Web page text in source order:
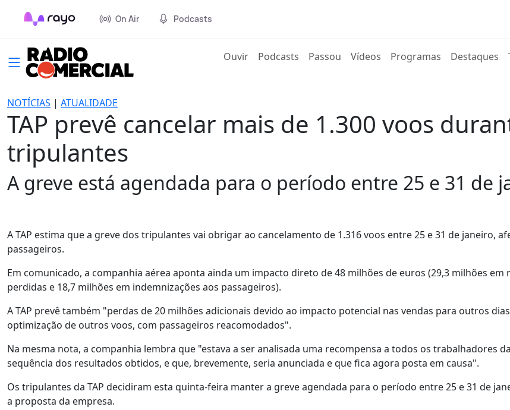
On Air Podcasts
Ouvir(current)
Podcasts Passou Vídeos Programas Destaques
NOTÍCIAS | ATUALIDADE
TAP prevê cancelar mais de 1.300 voos
tripulantes
A greve está agendada para o período entre 25 e 31 de
A TAP estima que a greve dos tripulantes vai obrigar ao cancelamento de 1.316 voos entre 25 e 31 de janeiro,
passageiros.
Em comunicado, a companhia aérea aponta ainda um impacto direto de 48 milhões de euros (29,3 milhões em
perdidas e 18,7 milhões em indemnizações aos passageiros).
A TAP prevê também "perdas de 20 milhões adicionais devido ao impacto potencial nas vendas para outros
optimização de outros voos, com passageiros reacomodados".
Na mesma nota, a companhia lembra que "estava a ser analisada uma recompensa a todos os trabalhadores da
sequência dos resultados obtidos, e que, brevemente, seria anunciada e que fica agora posta em causa".
Os tripulantes da TAP decidiram esta quinta-feira manter a greve agendada para o período entre 25 e 31 de
a proposta da empresa.